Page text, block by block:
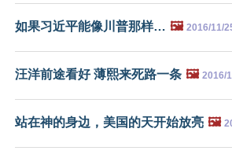
如果习近平能像川普那样… 🖼️ 2016/11/
汪洋前途看好 薄熙来死路一条 🖼️ 2016/
站在神的身边，美国的天开始放亮 🖼️